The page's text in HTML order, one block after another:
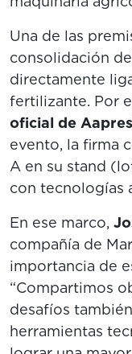
Una de las
consolidación
directamente
fertilizante. Por
oficial de
evento, la firma
A en su stand
con tecnologías
En ese marco,
compañía de
importancia de
“Compartimos
desafíos
herramientas